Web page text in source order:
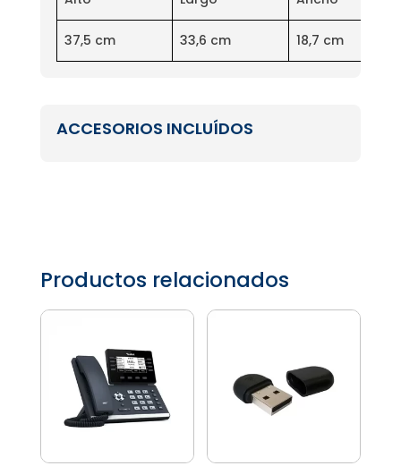
37,5 cm 33,6 cm 18,7 cm
ACCESORIOS INCLUÍDOS
Productos relacionados